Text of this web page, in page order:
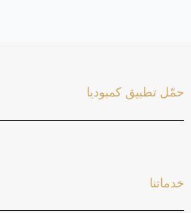
خدماتنا
حمّل تطبيق كمبوديا